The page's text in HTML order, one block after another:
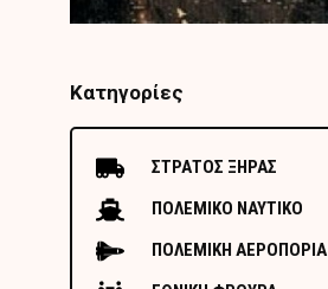
Κατηγορίες
ΣΤΡΑΤΟΣ ΞΗΡΑΣ
ΠΟΛΕΜΙΚΟ ΝΑΥΤΙΚΟ
ΠΟΛΕΜΙΚΗ ΑΕΡΟΠΟΡΙΑ